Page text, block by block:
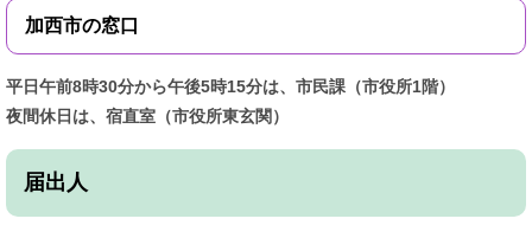
加西市の窓口
平日午前8時30分から午後5時15分は、市民課（市役所1階）
夜間休日は、宿直室（市役所東玄関）
届出人